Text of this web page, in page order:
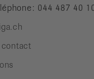
044 487 40